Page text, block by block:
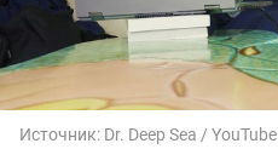
Источник: Dr. Deep Sea / YouTube